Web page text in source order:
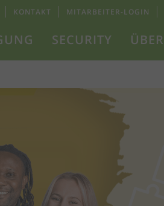
SECURITY
KONTAKT MITARBEITER-LOGIN